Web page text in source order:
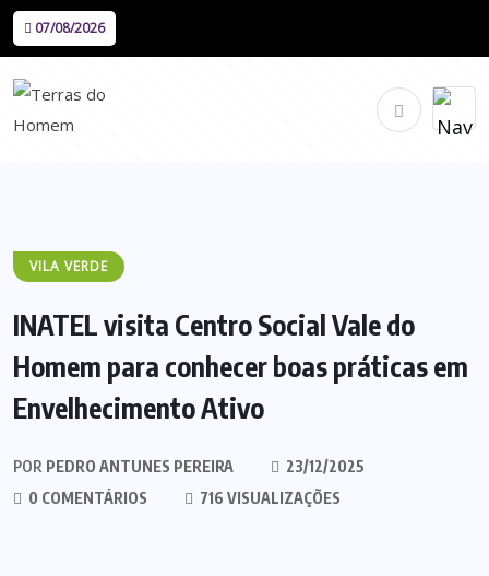
07/08/2026
VILA VERDE
INATEL visita Centro Social Vale do
Homem para conhecer boas práticas em
Envelhecimento Ativo
POR PEDRO ANTUNES PEREIRA
23/12/2025
0 COMENTÁRIOS
716 VISUALIZAÇÕES